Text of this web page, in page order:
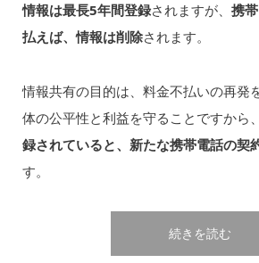
情報は最長5年間登録されますが、 携
払えば、情報は削除されます。
情報共有の目的は、料金不払いの再発
体の公平性と利益を守ることですから、
録されていると、新たな携帯電話の契
す。
続きを読む